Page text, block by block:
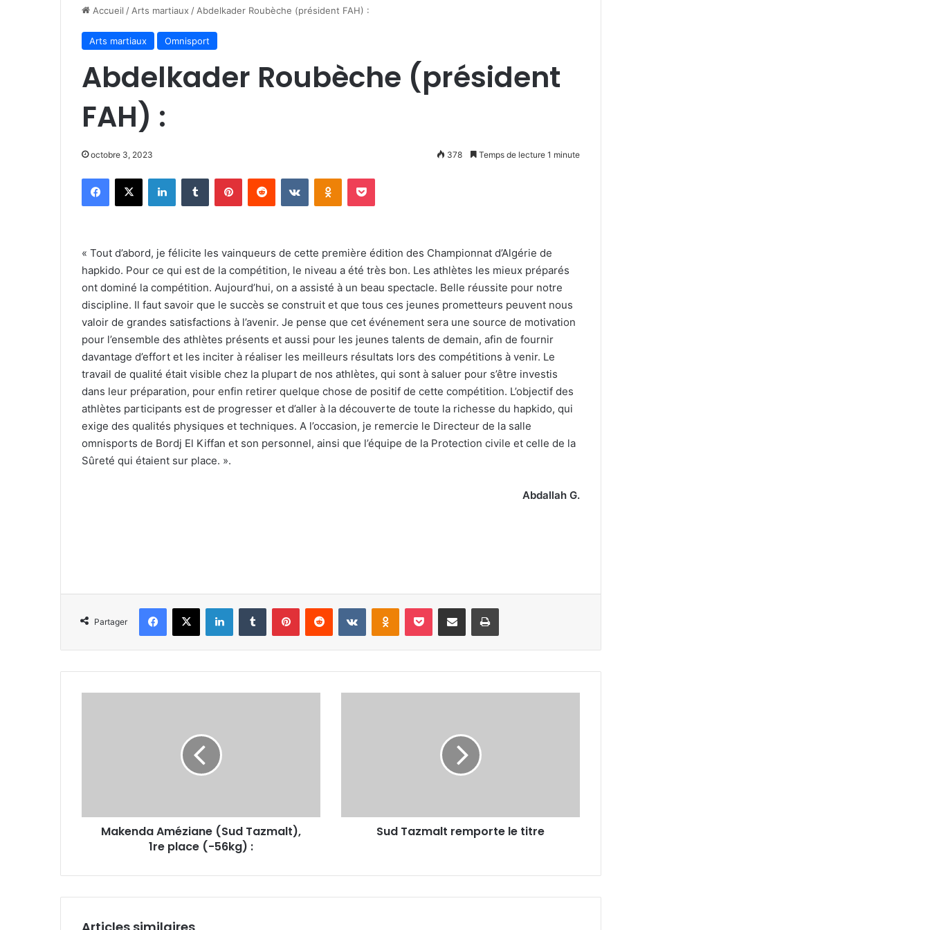
Accueil / Arts martiaux / Abdelkader Roubèche (président FAH) :
Arts martiaux Omnisport
Abdelkader Roubèche (président
FAH) :
octobre 3, 2023 378 Temps de lecture 1 minute
Facebook
X LinkedinTumblr PinterestReddit VKontakteOdnoklassniki
Pocket
« Tout d’abord, je félicite les vainqueurs de cette première édition des Championnat d’Algérie de
hapkido. Pour ce qui est de la compétition, le niveau a été très bon. Les athlètes les mieux préparés
ont dominé la compétition. Aujourd’hui, on a assisté à un beau spectacle. Belle réussite pour notre
discipline. Il faut savoir que le succès se construit et que tous ces jeunes prometteurs peuvent nous
valoir de grandes satisfactions à l’avenir. Je pense que cet événement sera une source de motivation
pour l’ensemble des athlètes présents et aussi pour les jeunes talents de demain, afin de fournir
davantage d’effort et les inciter à réaliser les meilleurs résultats lors des compétitions à venir. Le
travail de qualité était visible chez la plupart de nos athlètes, qui sont à saluer pour s’être investis
dans leur préparation, pour enfin retirer quelque chose de positif de cette compétition. L’objectif des
athlètes participants est de progresser et d’aller à la découverte de toute la richesse du hapkido, qui
exige des qualités physiques et techniques. A l’occasion, je remercie le Directeur de la salle
omnisports de Bordj El Kiffan et son personnel, ainsi que l’équipe de la Protection civile et celle de la
Sûreté qui étaient sur place. ».
Abdallah G.
Partager
Facebook
X LinkedinTumblr PinterestReddit VKontakteOdnoklassniki
Pocket Partager par email Imprimer
Makenda Améziane (Sud Tazmalt),
1re place (-56kg) :
Sud Tazmalt remporte le titre